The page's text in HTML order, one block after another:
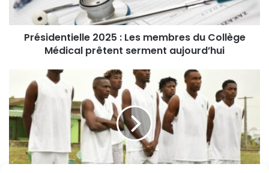
Présidentielle 2025 : Les membres du Collège
Médical prêtent serment aujourd’hui